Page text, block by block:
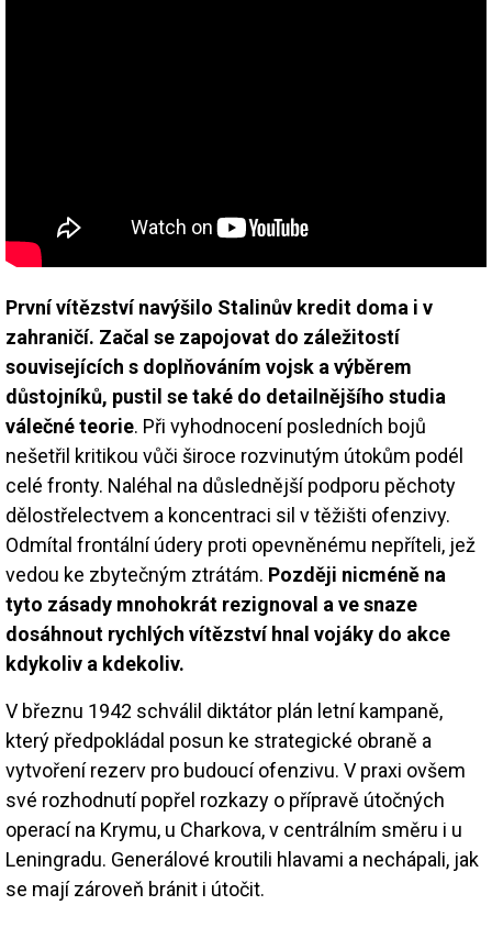
První vítězství navýšilo Stalinův kredit doma i v
zahraničí. Začal se zapojovat do záležitostí
souvisejících s doplňováním vojsk a výběrem
důstojníků, pustil se také do detailnějšího studia
válečné teorie. Při vyhodnocení posledních bojů
nešetřil kritikou vůči široce rozvinutým útokům podél
celé fronty. Naléhal na důslednější podporu pěchoty
dělostřelectvem a koncentraci sil v těžišti ofenzivy.
Odmítal frontální údery proti opevněnému nepříteli, jež
vedou ke zbytečným ztrátám. Později nicméně na
tyto zásady mnohokrát rezignoval a ve snaze
dosáhnout rychlých vítězství hnal vojáky do akce
kdykoliv a kdekoliv.
V březnu 1942 schválil diktátor plán letní kampaně,
který předpokládal posun ke strategické obraně a
vytvoření rezerv pro budoucí ofenzivu. V praxi ovšem
své rozhodnutí popřel rozkazy o přípravě útočných
operací na Krymu, u Charkova, v centrálním směru i u
Leningradu. Generálové kroutili hlavami a nechápali, jak
se mají zároveň bránit i útočit.